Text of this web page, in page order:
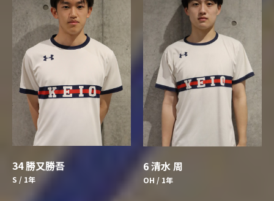
34 勝又勝吾
S / 1年
6 清水 周
OH / 1年